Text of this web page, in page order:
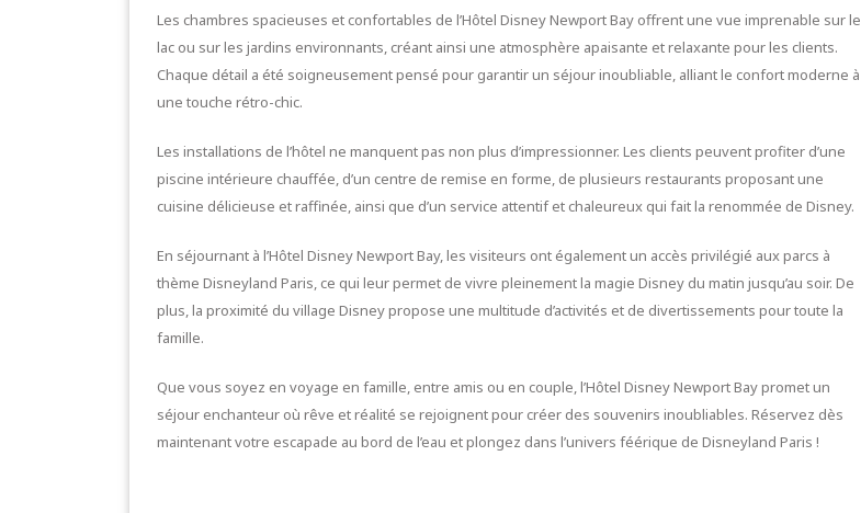
Les chambres spacieuses et confortables de l’Hôtel Disney Newport Bay offrent une vue imprenable sur le
lac ou sur les jardins environnants, créant ainsi une atmosphère apaisante et relaxante pour les clients.
Chaque détail a été soigneusement pensé pour garantir un séjour inoubliable, alliant le confort moderne à
une touche rétro-chic.
Les installations de l’hôtel ne manquent pas non plus d’impressionner. Les clients peuvent profiter d’une
piscine intérieure chauffée, d’un centre de remise en forme, de plusieurs restaurants proposant une
cuisine délicieuse et raffinée, ainsi que d’un service attentif et chaleureux qui fait la renommée de Disney.
En séjournant à l’Hôtel Disney Newport Bay, les visiteurs ont également un accès privilégié aux parcs à
thème Disneyland Paris, ce qui leur permet de vivre pleinement la magie Disney du matin jusqu’au soir. De
plus, la proximité du village Disney propose une multitude d’activités et de divertissements pour toute la
famille.
Que vous soyez en voyage en famille, entre amis ou en couple, l’Hôtel Disney Newport Bay promet un
séjour enchanteur où rêve et réalité se rejoignent pour créer des souvenirs inoubliables. Réservez dès
maintenant votre escapade au bord de l’eau et plongez dans l’univers féérique de Disneyland Paris !